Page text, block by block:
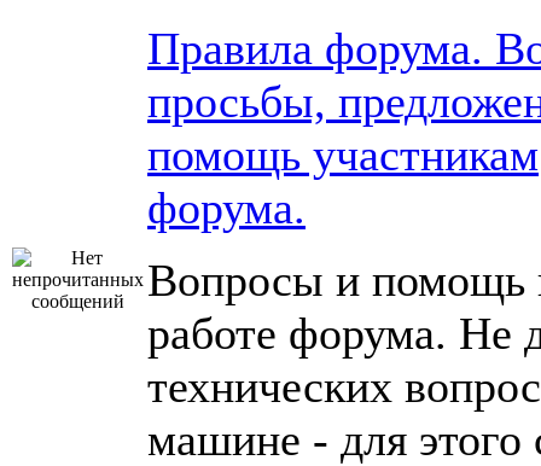
Правила форума.
просьбы,
помощь участникам
форума.
Вопросы и помощь
работе форума. Не
технических
машине - для этого